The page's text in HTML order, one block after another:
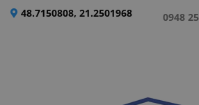
48.7150808, 21.2501968
0948